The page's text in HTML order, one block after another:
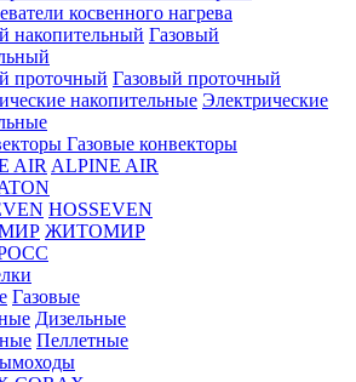
косвенного нагрева
Газовый
Газовый проточный
Электрические
Газовые конвекторы
ALPINE AIR
HOSSEVEN
ЖИТОМИР
Газовые
Дизельные
Пеллетные